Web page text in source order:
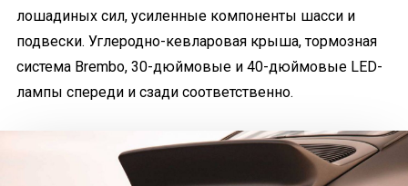
лошадиных сил, усиленные компоненты шасси и
подвески. Углеродно-кевларовая крыша, тормозная
система Brembo, 30-дюймовые и 40-дюймовые LED-
лампы спереди и сзади соответственно.